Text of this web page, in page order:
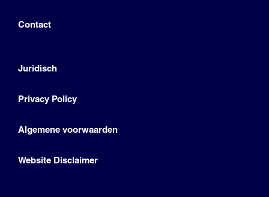
Contact
Juridisch
Privacy Policy
Algemene voorwaarden
Website Disclaimer